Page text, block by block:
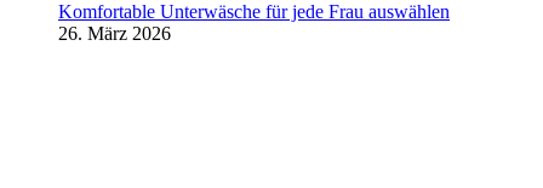
Komfortable Unterwäsche für jede Frau auswählen
26. März 2026